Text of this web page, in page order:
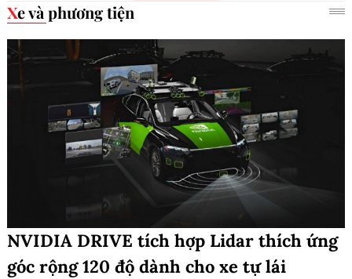
Xe và phương tiện
NVIDIA DRIVE tích hợp Lidar thích ứng
góc rộng 120 độ dành cho xe tự lái